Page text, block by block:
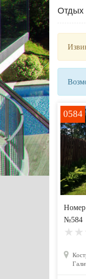
Отдых
0584
Номер
№584